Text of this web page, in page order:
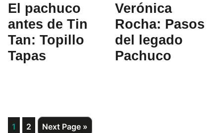
El pachuco
antes de Tin
Tan: Topillo
Tapas
Verónica
Rocha: Pasos
del legado
Pachuco
Page
1 Page
2
Go
Next Page »